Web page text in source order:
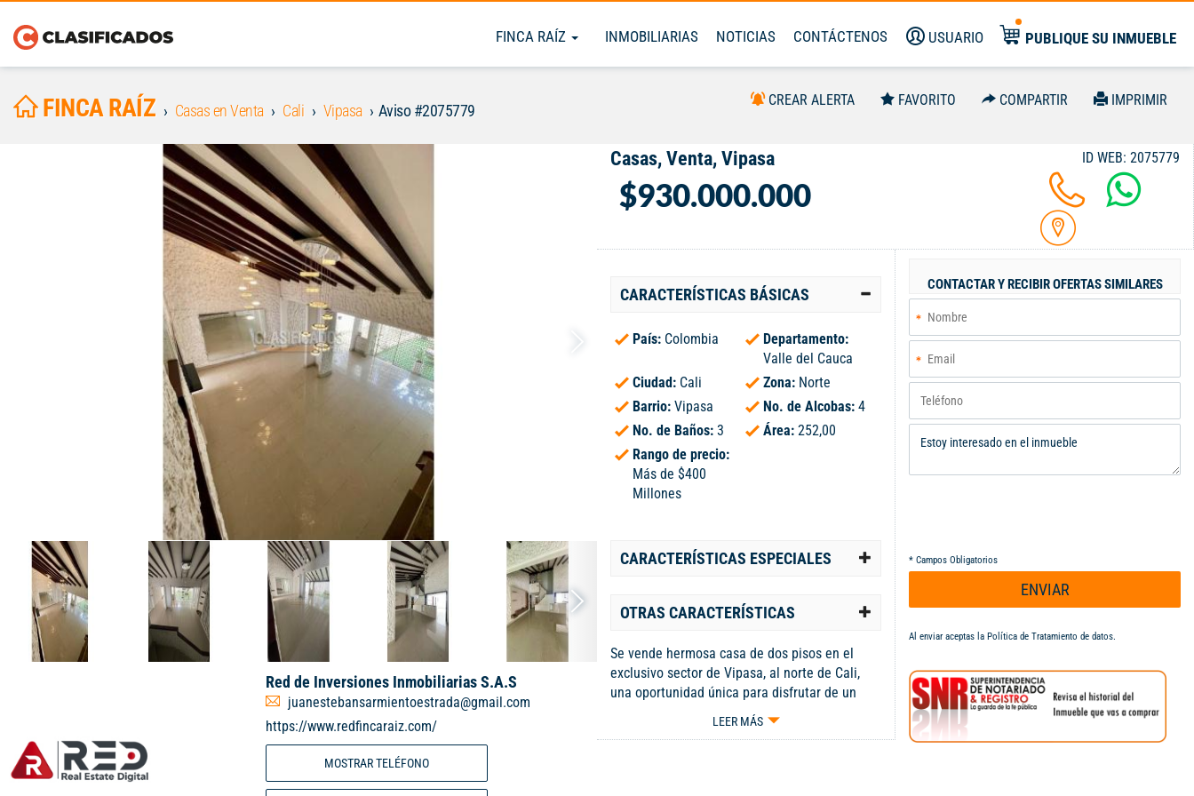
FINCA RAÍZ INMOBILIARIAS NOTICIAS CONTÁCTENOS USUARIO PUBLIQUE SU INMUEBLE
FINCA RAÍZ Casas en Venta Cali Vipasa Aviso #2075779
CREAR ALERTA FAVORITO COMPARTIR IMPRIMIR
Red de Inversiones Inmobiliarias S.A.S
juanestebansarmientoestrada@gmail.com
https://www.redfincaraiz.com/
MOSTRAR TELÉFONO
Casas, Venta, Vipasa
$930.000.000
ID WEB: 2075779
CARACTERÍSTICAS BÁSICAS
País: Colombia
Departamento:
Valle del Cauca
Ciudad: Cali Zona: Norte
Barrio: Vipasa No. de Alcobas: 4
No. de Baños: 3 Área: 252,00
Rango de precio:
Más de $400
Millones
CARACTERÍSTICAS ESPECIALES
OTRAS CARACTERÍSTICAS
Se vende hermosa casa de dos pisos en el
exclusivo sector de Vipasa, al norte de Cali,
una oportunidad única para disfrutar de un
estilo de vida cómodo y moderno. Con un área
generosa de 252 m2, esta propiedad cuenta
LEER MÁS
CONTACTAR Y RECIBIR OFERTAS SIMILARES
* Campos Obligatorios
ENVIAR
Al enviar aceptas la Política de Tratamiento de datos.